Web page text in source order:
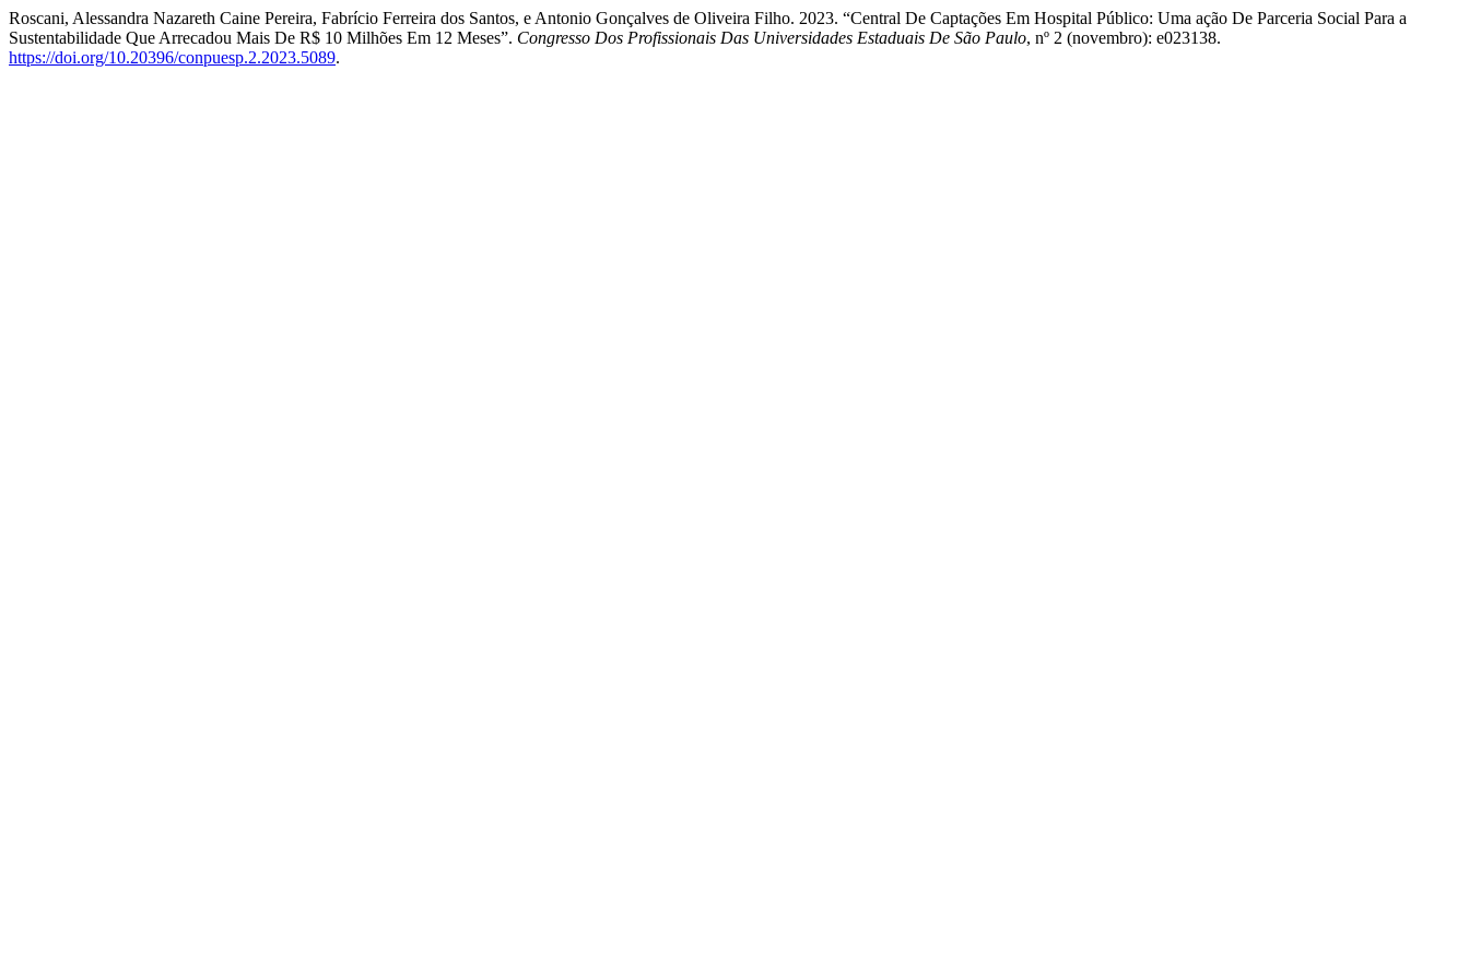
Roscani, Alessandra Nazareth Caine Pereira, Fabrício Ferreira dos Santos, e Antonio Gonçalves de Oliveira Filho. 2023. “Central De Captações Em Hospital Público: Uma ação De Parceria Social Para a
Sustentabilidade Que Arrecadou Mais De R$ 10 Milhões Em 12 Meses”. Congresso Dos Profissionais Das Universidades Estaduais De São Paulo, nº 2 (novembro): e023138.
https://doi.org/10.20396/conpuesp.2.2023.5089.